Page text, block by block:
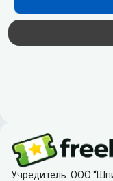
Учредитель: ООО